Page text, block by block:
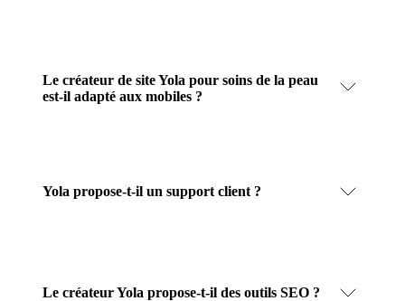
Le créateur de site Yola pour soins de la peau
est-il adapté aux mobiles ?
Yola propose-t-il un support client ?
Le créateur Yola propose-t-il des outils SEO ?